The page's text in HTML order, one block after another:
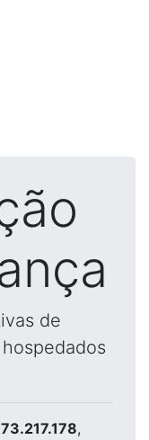
de
,